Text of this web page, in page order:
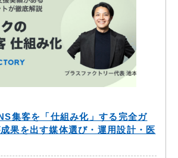
集客を「仕組み化」する完全ガ
果を出す媒体選び・運用設計・医